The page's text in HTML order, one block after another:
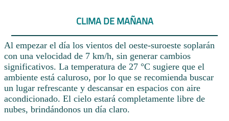
CLIMA DE MAÑANA
Al empezar el día los vientos del oeste-suroeste soplarán
con una velocidad de 7 km/h, sin generar cambios
significativos. La temperatura de 27 °C sugiere que el
ambiente está caluroso, por lo que se recomienda buscar
un lugar refrescante y descansar en espacios con aire
acondicionado. El cielo estará completamente libre de
nubes, brindándonos un día claro.